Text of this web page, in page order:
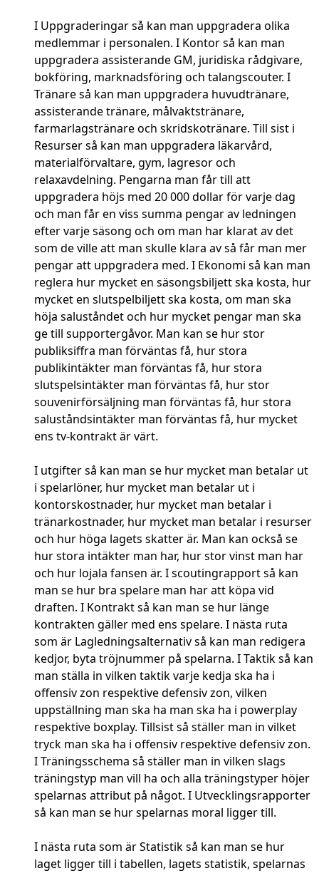
I Uppgraderingar så kan man uppgradera olika
medlemmar i personalen. I Kontor så kan man
uppgradera assisterande GM, juridiska rådgivare,
bokföring, marknadsföring och talangscouter. I
Tränare så kan man uppgradera huvudtränare,
assisterande tränare, målvaktstränare,
farmarlagstränare och skridskotränare. Till sist i
Resurser så kan man uppgradera läkarvård,
materialförvaltare, gym, lagresor och
relaxavdelning. Pengarna man får till att
uppgradera höjs med 20 000 dollar för varje dag
och man får en viss summa pengar av ledningen
efter varje säsong och om man har klarat av det
som de ville att man skulle klara av så får man mer
pengar att uppgradera med. I Ekonomi så kan man
reglera hur mycket en säsongsbiljett ska kosta, hur
mycket en slutspelbiljett ska kosta, om man ska
höja saluståndet och hur mycket pengar man ska
ge till supportergåvor. Man kan se hur stor
publiksiffra man förväntas få, hur stora
publikintäkter man förväntas få, hur stora
slutspelsintäkter man förväntas få, hur stor
souvenirförsäljning man förväntas få, hur stora
saluståndsintäkter man förväntas få, hur mycket
ens tv-kontrakt är värt.
I utgifter så kan man se hur mycket man betalar ut
i spelarlöner, hur mycket man betalar ut i
kontorskostnader, hur mycket man betalar i
tränarkostnader, hur mycket man betalar i resurser
och hur höga lagets skatter är. Man kan också se
hur stora intäkter man har, hur stor vinst man har
och hur lojala fansen är. I scoutingrapport så kan
man se hur bra spelare man har att köpa vid
draften. I Kontrakt så kan man se hur länge
kontrakten gäller med ens spelare. I nästa ruta
som är Lagledningsalternativ så kan man redigera
kedjor, byta tröjnummer på spelarna. I Taktik så kan
man ställa in vilken taktik varje kedja ska ha i
offensiv zon respektive defensiv zon, vilken
uppställning man ska ha man ska ha i powerplay
respektive boxplay. Tillsist så ställer man in vilket
tryck man ska ha i offensiv respektive defensiv zon.
I Träningsschema så ställer man in vilken slags
träningstyp man vill ha och alla träningstyper höjer
spelarnas attribut på något. I Utvecklingsrapporter
så kan man se hur spelarnas moral ligger till.
I nästa ruta som är Statistik så kan man se hur
laget ligger till i tabellen, lagets statistik, spelarnas